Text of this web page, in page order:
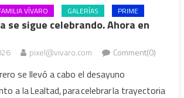
VÍVARO GALERÍAS PRIME
se sigue celebrando. Ahora en
pixel@vivaro.com Comment(0)
se llevó a cabo el desayuno
a la Lealtad, para celebrar la trayectoria